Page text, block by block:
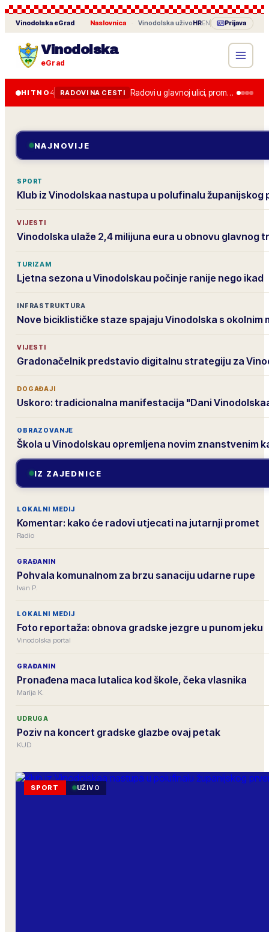
Vinodolska eGrad Naslovnica Vinodolska uživoHREN Prijava
Vinodolska
eGrad
HITNO 4 RADOVI NA CESTI Radovi u glavnoj ulici, promet je usporen do kraja tjedna.
NAJNOVIJE
SPORT
Klub iz Vinodolskaa nastupa u polufinalu županijskog
VIJESTI
Vinodolska ulaže 2,4 milijuna eura u obnovu glavnog
TURIZAM
Ljetna sezona u Vinodolskau počinje ranije nego ikad
INFRASTRUKTURA
Nove biciklističke staze spajaju Vinodolska s okolnim
VIJESTI
Gradonačelnik predstavio digitalnu strategiju za
DOGAĐAJI
Uskoro: tradicionalna manifestacija "Dani
OBRAZOVANJE
Škola u Vinodolskau opremljena novim znanstvenim
IZ ZAJEDNICE
LOKALNI MEDIJ
Komentar: kako će radovi utjecati na jutarnji promet
Radio
GRAĐANIN
Pohvala komunalnom za brzu sanaciju udarne rupe
Ivan P.
LOKALNI MEDIJ
Foto reportaža: obnova gradske jezgre u punom jeku
Vinodolska portal
GRAĐANIN
Pronađena maca lutalica kod škole, čeka vlasnika
Marija K.
UDRUGA
Poziv na koncert gradske glazbe ovaj petak
KUD
SPORT UŽIVO